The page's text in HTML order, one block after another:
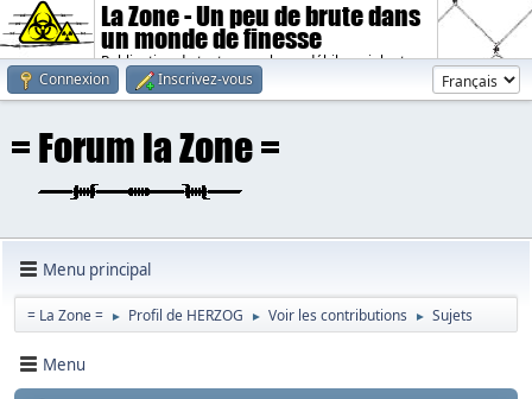
La Zone - Un peu de brute dans
un monde de finesse
Publication de textes sombres, débiles, violents.
Connexion
Inscrivez-vous
Menu principal
= La Zone = ► Profil de HERZOG ► Voir les contributions ► Sujets
Menu